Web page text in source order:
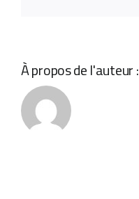
À propos de l'auteur :